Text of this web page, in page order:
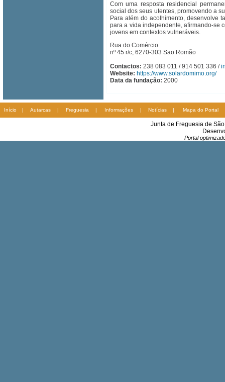
Com uma resposta residencial
social dos seus utentes, promovendo a
Para além do acolhimento, desenvolve
para a vida independente, afirmando-se
jovens em contextos vulneráveis.
Rua do Comércio
nº 45 r/c, 6270-303 Sao Romão
Contactos: 238 083 011 / 914 501 336 /
Website: https://www.solardomimo.org/
Data da fundação: 2000
Início | Autarcas | Freguesia | Informações | Notícias | Mapa do Portal
Junta de Freguesia de
Portal